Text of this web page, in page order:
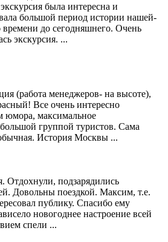
была интересна и
большой период истории нашей-
до сегодняшнего. Очень
экскурсия. ...
(работа менеджеров- на высоте),
Все очень интересно
юмора, максимальное
группой туристов. Сама
История Москвы ...
Отдохнули, подзарядились
Довольны поездкой. Максим, т.е.
публику. Спасибо ему
новогоднее настроение всей
спели ...